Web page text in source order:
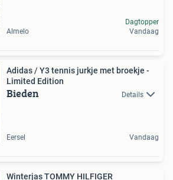
Almelo
Dagtopper
Vandaag
Adidas / Y3 tennis jurkje met broekje -
Limited Edition
Bieden Details
Eersel Vandaag
Winterjas TOMMY HILFIGER